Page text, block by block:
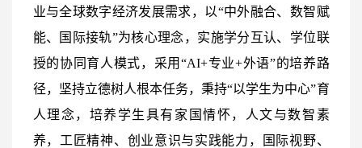
业与全球数字经济发展需求，以“中外融合、数智赋
能、国际接轨”为核心理念，实施学分互认、学位联
授的协同育人模式，采用“AI+专业+外语”的培养路
径，坚持立德树人根本任务，秉持“以学生为中心”育
人理念，培养学生具有家国情怀，人文与数智素
养，工匠精神、创业意识与实践能力，国际视野、